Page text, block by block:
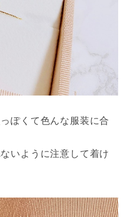
ぽくて色んな服装に合
いように注意して着け